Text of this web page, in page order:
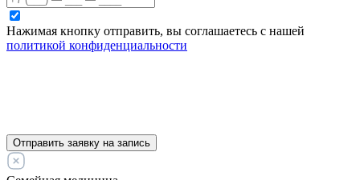
Нажимая кнопку отправить, вы соглашаетесь с нашей
политикой конфиденциальности
Отправить заявку на запись